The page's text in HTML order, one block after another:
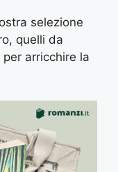
selezione
quelli da
arricchire la